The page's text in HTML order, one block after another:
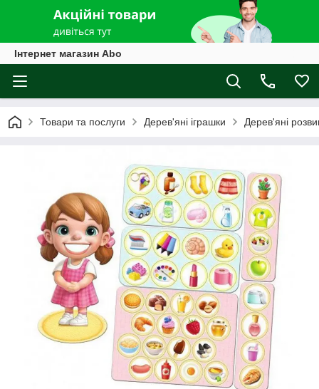
Інтернет магазин Abo
Товари та послуги Дерев'яні іграшки Дерев'яні